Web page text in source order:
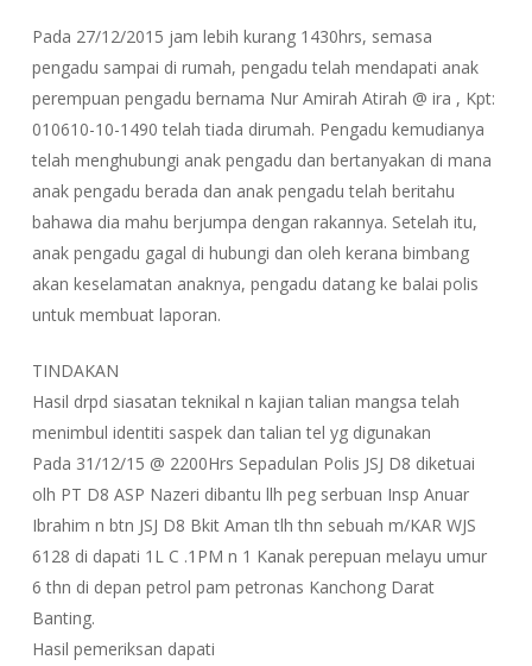
Pada 27/12/2015 jam lebih kurang 1430hrs, semasa
pengadu sampai di rumah, pengadu telah mendapati anak
perempuan pengadu bernama Nur Amirah Atirah @ ira , Kpt:
010610-10-1490 telah tiada dirumah. Pengadu kemudianya
telah menghubungi anak pengadu dan bertanyakan di mana
anak pengadu berada dan anak pengadu telah beritahu
bahawa dia mahu berjumpa dengan rakannya. Setelah itu,
anak pengadu gagal di hubungi dan oleh kerana bimbang
akan keselamatan anaknya, pengadu datang ke balai polis
untuk membuat laporan.
TINDAKAN
Hasil drpd siasatan teknikal n kajian talian mangsa telah
menimbul identiti saspek dan talian tel yg digunakan
Pada 31/12/15 @ 2200Hrs Sepadulan Polis JSJ D8 diketuai
olh PT D8 ASP Nazeri dibantu llh peg serbuan Insp Anuar
Ibrahim n btn JSJ D8 Bkit Aman tlh thn sebuah m/KAR WJS
6128 di dapati 1L C .1PM n 1 Kanak perepuan melayu umur
6 thn di depan petrol pam petronas Kanchong Darat
Banting.
Hasil pemeriksan dapati